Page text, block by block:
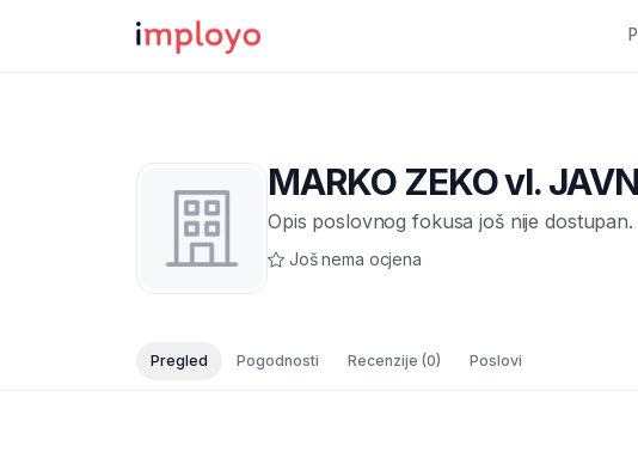
MARKO ZEKO vl.
Opis poslovnog fokusa još nije dostupan.
Još nema ocjena
Pregled Pogodnosti Recenzije (0) Poslovi